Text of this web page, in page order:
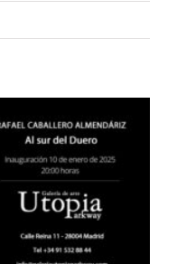
del Duero»
Parkway